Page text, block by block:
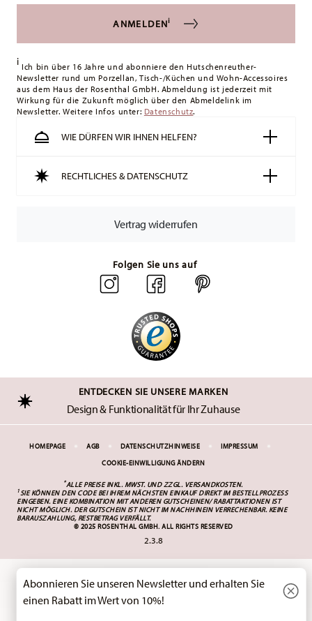
ANMELDENi
i Ich bin über 16 Jahre und abonniere den Hutschenreuther-
Newsletter rund um Porzellan, Tisch-/Küchen und Wohn-Accessoires
aus dem Haus der Rosenthal GmbH. Abmeldung ist jederzeit mit
Wirkung für die Zukunft möglich über den Abmeldelink im
Newsletter. Weitere Infos unter: Datenschutz.
WIE DÜRFEN WIR IHNEN HELFEN?
RECHTLICHES & DATENSCHUTZ
Vertrag widerrufen
Folgen Sie uns auf
ENTDECKEN SIE UNSERE MARKEN
Design & Funktionalität für Ihr Zuhause
Auswahl an originellen Produkten, die mit
einem Augenzwinkern "über den
Tellerrand" hinaus gedacht sind.
HOMEPAGE AGB DATENSCHUTZHINWEISE
IMPRESSUM
COOKIE-EINWILLIGUNG ÄNDERN
*ALLE PREISE INKL. MWST. UNDZZGL. VERSANDKOSTEN.
1SIE KÖNNEN DEN CODE BEI IHREM NÄCHSTEN EINKAUF DIREKT IM BESTELLPROZESS
EINGEBEN. EINE KOMBINATION MIT ANDEREN GUTSCHEINEN/ RABATTAKTIONEN IST
NICHT MÖGLICH. DER GUTSCHEIN IST NICHT IM NACHHINEIN VERRECHENBAR. KEINE
BARAUSZAHLUNG, RESTBETRAG VERFÄLLT.
© 2025 ROSENTHAL GMBH. ALL RIGHTS RESERVED
2.3.8
Abonnieren Sie unseren Newsletter und erhalten Sie
einen Rabatt im Wert von 10%!